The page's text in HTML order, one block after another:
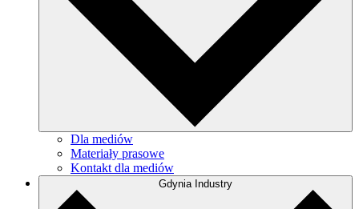
Dla mediów
Materiały prasowe
Kontakt dla mediów
Gdynia Industry